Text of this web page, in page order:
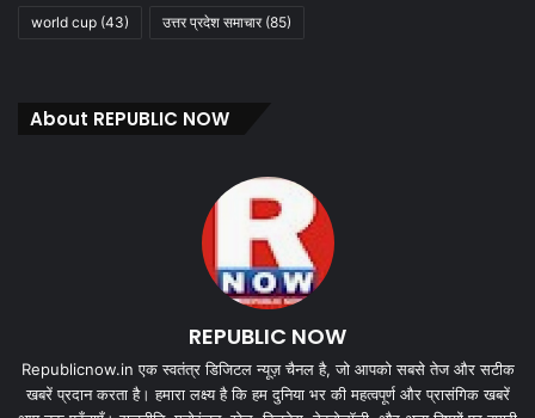
world cup (43) उत्तर प्रदेश समाचार(85)
About REPUBLIC NOW
REPUBLIC NOW
Republicnow.in एक स्वतंत्र डिजिटल न्यूज़ चैनल है, जो आपको सबसे तेज और सटीक
खबरें प्रदान करता है। हमारा लक्ष्य है कि हम दुनिया भर की महत्वपूर्ण और प्रासंगिक खबरें